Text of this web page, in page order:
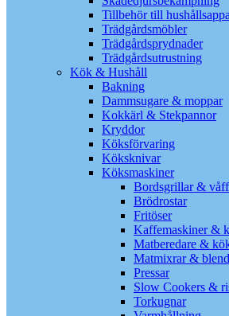
Tillbehör till
Trädgårdsmöbler
Trädgårdsprydnader
Trädgårdsutrustning
Kök & Hushåll
Bakning
Dammsugare & moppar
Kokkärl & Stekpannor
Kryddor
Köksförvaring
Köksknivar
Köksmaskiner
Bordsgrillar &
Brödrostar
Fritöser
Kaffemaskiner &
Matberedare &
Matmixrar &
Pressar
Slow Cookers &
Torkugnar